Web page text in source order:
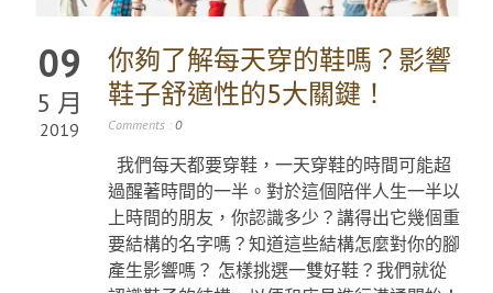
09
5 月
2019
你夠了解每天穿的鞋嗎？影響
鞋子舒適性的5大關鍵！
Comments : 0
我們每天都要穿鞋，一天穿鞋的時間可能超
過醒著時間的一半。對於這個陪伴人生一半以
上時間的朋友，你認識多少？講得出它幾個重
要結構的名字嗎？知道這些結構怎麼對你的腳
產生影響嗎？ 怎樣挑選一雙好鞋？我們就從